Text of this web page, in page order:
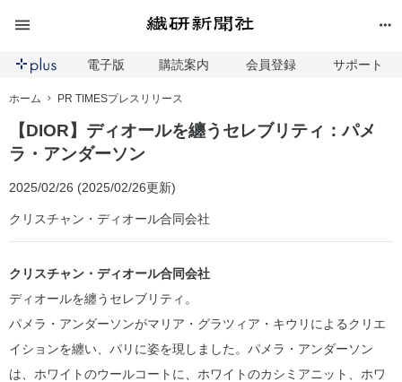
電子版 購読案内 会員登録 サポート
ホーム PR TIMESプレスリリース
【DIOR】ディオールを纏うセレブリティ：パメ
ラ・アンダーソン
2025/02/26 (2025/02/26更新)
クリスチャン・ディオール合同会社
クリスチャン・ディオール合同会社
ディオールを纏うセレブリティ。
パメラ・アンダーソンがマリア・グラツィア・キウリによるクリエ
イションを纏い、パリに姿を現しました。パメラ・アンダーソン
は、ホワイトのウールコートに、ホワイトのカシミアニット、ホワ